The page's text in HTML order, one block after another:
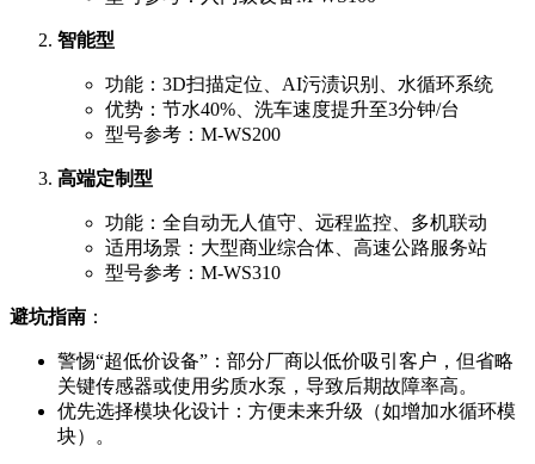
智能型
功能：3D扫描定位、AI污渍识别、水循环系统
优势：节水40%、洗车速度提升至3分钟/台
型号参考：M-WS200
高端定制型
功能：全自动无人值守、远程监控、多机联动
适用场景：大型商业综合体、高速公路服务站
型号参考：M-WS310
避坑指南 ：
警惕“超低价设备”：部分厂商以低价吸引客户，但省略
关键传感器或使用劣质水泵，导致后期故障率高。
优先选择模块化设计：方便未来升级（如增加水循环模
块）。